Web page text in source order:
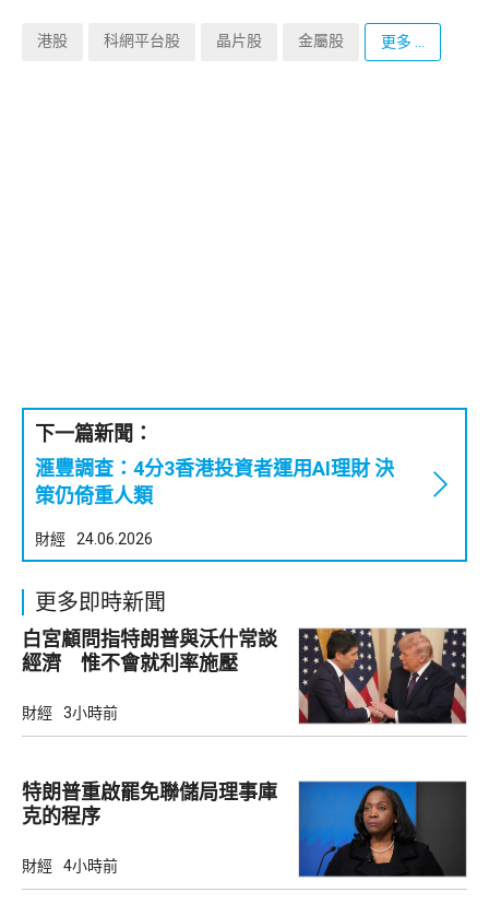
港股 科網平台股 晶片股 金屬股 更多 ...
下一篇新聞：
滙豐調查：4分3香港投資者運用AI理財 決
策仍倚重人類
財經 24.06.2026
更多即時新聞
白宮顧問指特朗普與沃什常談
經濟 惟不會就利率施壓
財經 3小時前
特朗普重啟罷免聯儲局理事庫
克的程序
財經 4小時前